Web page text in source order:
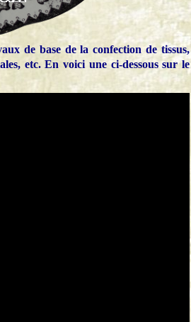
de base de la confection de tissus,
etc. En voici une ci-dessous sur le